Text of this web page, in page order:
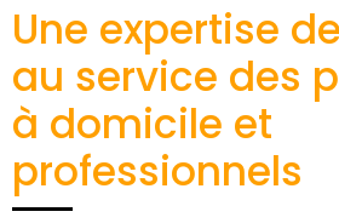
Une expertise
au service des
à domicile et
professionnels